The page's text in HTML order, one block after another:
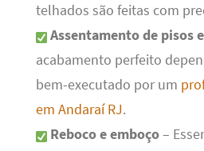
telhados são feitas com
Assentamento de pisos
acabamento perfeito
bem-executado por um
em Andaraí RJ.
Reboco e emboço–